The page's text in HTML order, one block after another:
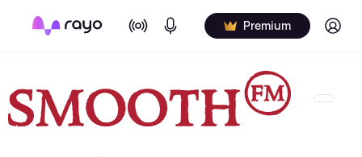
On Air Podcasts Premium Log in